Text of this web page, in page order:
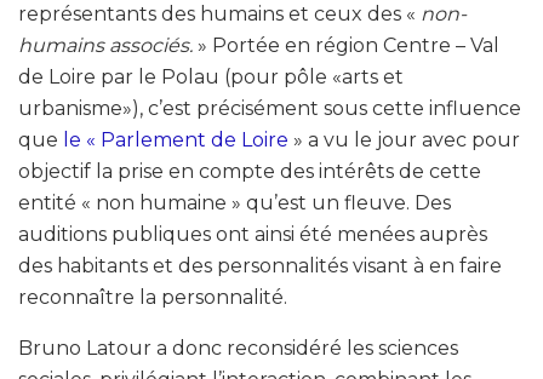
représentants des humains et ceux des « non-
humains associés. » Portée en région Centre – Val
de Loire par le Polau (pour pôle «arts et
urbanisme»), c’est précisément sous cette influence
que le « Parlement de Loire » a vu le jour avec pour
objectif la prise en compte des intérêts de cette
entité « non humaine » qu’est un fleuve. Des
auditions publiques ont ainsi été menées auprès
des habitants et des personnalités visant à en faire
reconnaître la personnalité.
Bruno Latour a donc reconsidéré les sciences